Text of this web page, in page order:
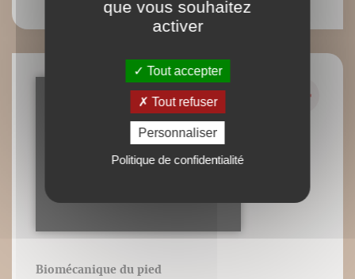
Biomécanique du pied
que vous souhaitez
activer
Tout accepter
Tout refuser
Personnaliser
Politique de confidentialité